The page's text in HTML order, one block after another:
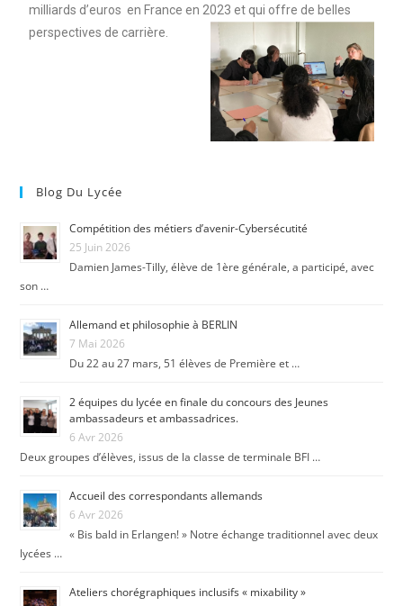
milliards d’euros en France en 2023 et qui offre de belles
perspectives de carrière.
Blog Du Lycée
Compétition des métiers d’avenir-Cybersécutité
25 Juin 2026
Damien James-Tilly, élève de 1ère générale, a participé, avec
son …
Allemand et philosophie à BERLIN
7 Mai 2026
Du 22 au 27 mars, 51 élèves de Première et …
2 équipes du lycée en finale du concours des Jeunes
ambassadeurs et ambassadrices.
6 Avr 2026
Deux groupes d’élèves, issus de la classe de terminale BFI …
Accueil des correspondants allemands
6 Avr 2026
« Bis bald in Erlangen! » Notre échange traditionnel avec deux
lycées …
Ateliers chorégraphiques inclusifs « mixability »